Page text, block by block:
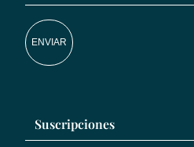
ENVIAR
Suscripciones